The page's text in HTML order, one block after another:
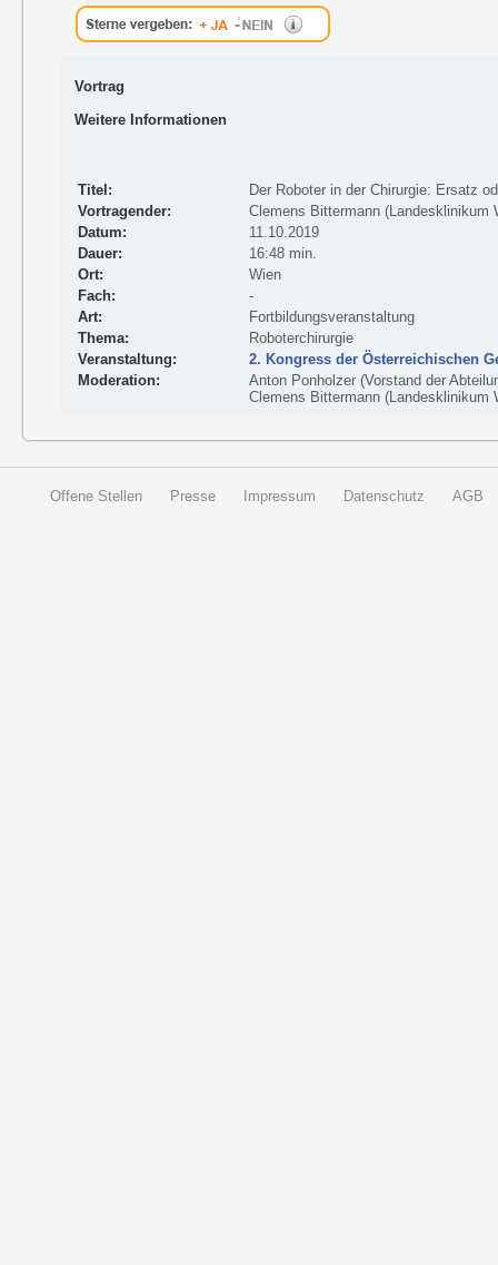
Vortrag
Weitere Informationen
Titel:
Der Roboter in der Chirurgie: Ersatz
Vortragender:
Clemens Bittermann (Landesklinikum
Datum:
11.10.2019
Dauer:
16:48 min.
Ort:
Wien
Fach:
-
Art:
Fortbildungsveranstaltung
Thema:
Roboterchirurgie
Veranstaltung:
2. Kongress der Österreichischen
Moderation:
Anton Ponholzer (Vorstand der
Clemens Bittermann (Landesklinikum
Offene Stellen Presse Impressum Datenschutz AGB